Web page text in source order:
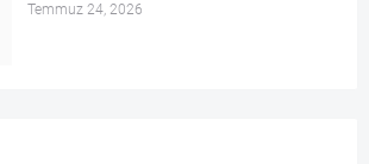
Temmuz 24, 2026